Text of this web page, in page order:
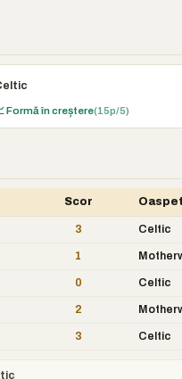
Formă în creștere(15p/5)
Scor
3 Celtic
1
0 Celtic
2
3 Celtic